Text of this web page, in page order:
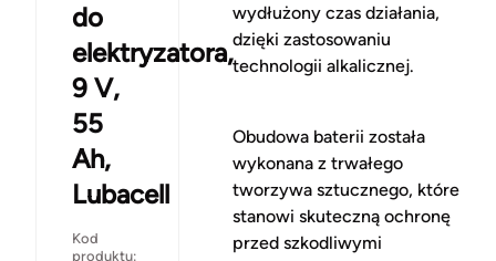
do
elektryzatora,
9 V,
55
Ah,
Lubacell
Kod
produktu:
wydłużony czas działania,
dzięki zastosowaniu
technologii alkalicznej.
Obudowa baterii została
wykonana z trwałego
tworzywa sztucznego, które
stanowi skuteczną ochronę
przed szkodliwymi